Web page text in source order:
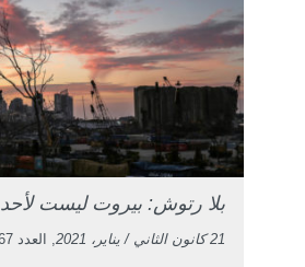
بلا رتوش: بيروت ليست لأحد
21 كانون الثاني / يناير، 2021 , العدد 67 / ثقافة